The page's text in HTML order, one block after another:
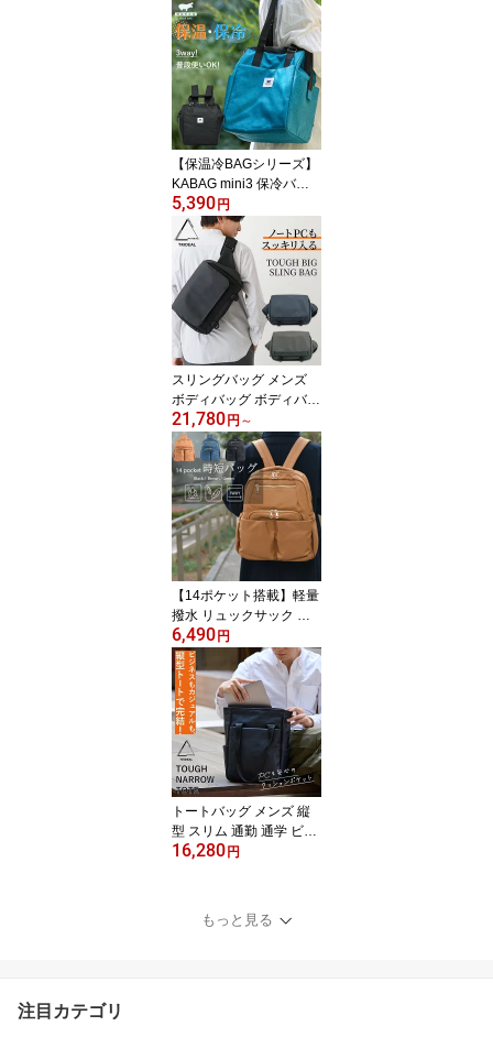
ホルダー レザー フリン
ジ アクセサリー バッグ
ポーチ 可愛い おしゃれ
ハンドメイド 黒 ベージ
ュ ブルー レッド ネイビ
ー オレンジ イエロー 赤
プレゼント 敬老の日 ユ
ニキュート uniqute tu00
57
【保温冷BAGシリーズ】
KABAG mini3 保冷バッ
グ コンパクト 折りたた
み 3way 保冷 レジカゴ
エコバッグ 買い物かご
リュック トート 肩掛け
撥水 保温 自立 おしゃれ
ペットボトル 自転車 お
弁当 キャンプ 運動会 お
りたたみ バッグ メンズ
レディース カバック kab
ag el8599a
5,390円
スリングバッグ メンズ
ボディバッグ ボディバッ
ク ナイロン ipad 13イン
チ ノートパソコン pc 撥
水 防水 軽い 大容量 大き
め 耐久性 黒 ワンショル
ダーバッグ カメラバッグ
斜めがけバック シンプル
黒 カーキ ネイビー Maku
ake 父の日 タフビッグス
リング TRIDEAL tr0008
21,780円 ～
【14ポケット搭載】軽量
撥水 リュックサック 通
勤 通学 B5 大容量 多機能
レディース 40代 50代 60
代 時短バッグ ママバッ
グ 多収納 ポケット カバ
ン 鞄 黒 グリーン 緑 ブラ
ウン 茶 お出かけ プレゼ
ント 母の日 敬老の日 送
料無料 EL5486
6,490円
トートバッグ メンズ 縦
型 スリム 通勤 通学 ビジ
ネス 新生活 入学祝い 就
ノートパソコン 本革 お
しゃれ シンプル 黒 ネイ
16,280円
もっと見る
注目カテゴリ